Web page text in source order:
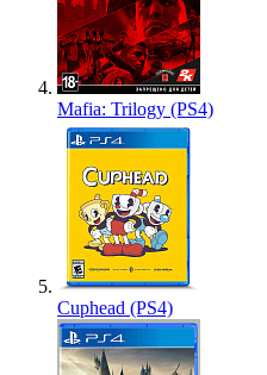
Mafia: Trilogy (PS4)
Cuphead (PS4)